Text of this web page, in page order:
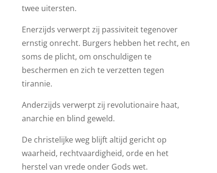
twee uitersten.
Enerzijds verwerpt zij passiviteit tegenover
ernstig onrecht. Burgers hebben het recht, en
soms de plicht, om onschuldigen te
beschermen en zich te verzetten tegen
tirannie.
Anderzijds verwerpt zij revolutionaire haat,
anarchie en blind geweld.
De christelijke weg blijft altijd gericht op
waarheid, rechtvaardigheid, orde en het
herstel van vrede onder Gods wet.